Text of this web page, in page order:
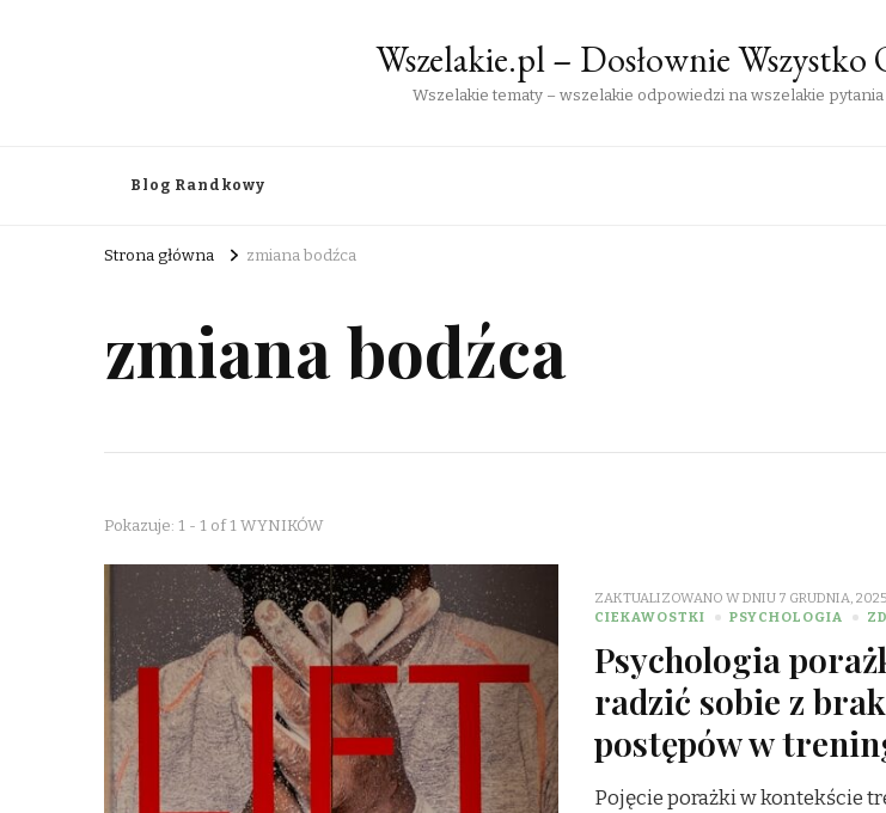
Wszelakie.pl – Dosłownie
Wszelakie tematy – wszelakie odpowiedzi na wszelakie
Blog Randkowy
Strona główna zmiana bodźca
zmiana bodźca
Pokazuje: 1 - 1 of 1 WYNIKÓW
ZAKTUALIZOWANO W DNIU 7 GRUDNIA, 2025
CIEKAWOSTKI
PSYCHOLOGIA
Psychologia
radzić sobie z
postępów w
Pojęcie porażki w kontekście